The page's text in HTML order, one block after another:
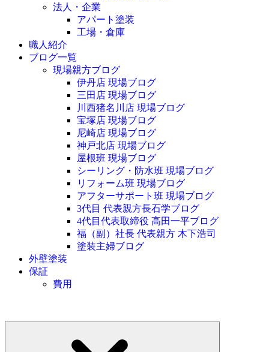
法人・企業
アパート塗装
工場・倉庫
職人紹介
ブログ一覧
現場親方ブログ
伊丹店 現場ブログ
三田店 現場ブログ
川西猪名川店 現場ブログ
宝塚店 現場ブログ
尼崎店 現場ブログ
神戸北店 現場ブログ
屋根班 現場ブログ
シーリング・防水班 現場ブログ
リフォーム班 現場ブログ
アフターサポート班 現場ブログ
3代目 代表親方長石学ブログ
4代目代表取締役 高田一平ブログ
福（副）社長 代表親方 木下浩司
塗装主婦ブログ
外壁塗装
保証
費用